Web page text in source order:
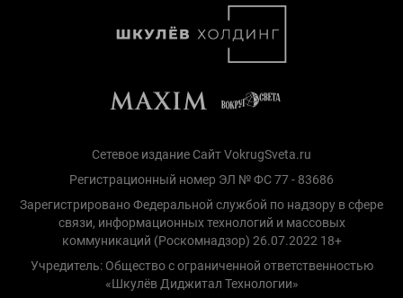
Сетевое издание Сайт VokrugSveta.ru
Регистрационный номер ЭЛ № ФС 77 - 83686
Зарегистрировано Федеральной службой по надзору в сфере
связи, информационных технологий и массовых
коммуникаций (Роскомнадзор) 26.07.2022 18+
Учредитель: Общество с ограниченной ответственностью
«Шкулёв Диджитал Технологии»